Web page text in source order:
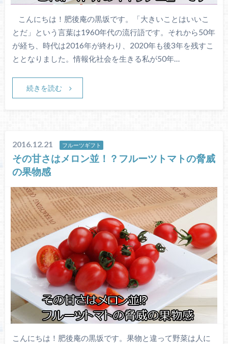
こんにちは！肥後庵の黒坂です。「大きいことはいいこ
とだ」という言葉は1960年代の流行語です。それから50年
が経ち、時代は2016年が終わり、2020年も後3年を残すこ
ととなりました。情報化社会を生きる私が50年…
続きを読む
2016.12.21 フルーツギフト
その甘さはメロン並！？フルーツトマトの脅威
の果物感
こんにちは！肥後庵の黒坂です。果物と違って野菜は人に